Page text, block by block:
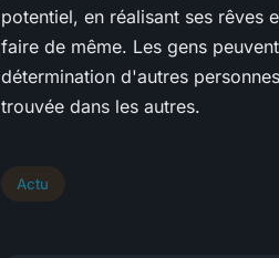
potentiel, en réalisant ses rêves
faire de même. Les gens
détermination d'autres
trouvée dans les autres.
Actu